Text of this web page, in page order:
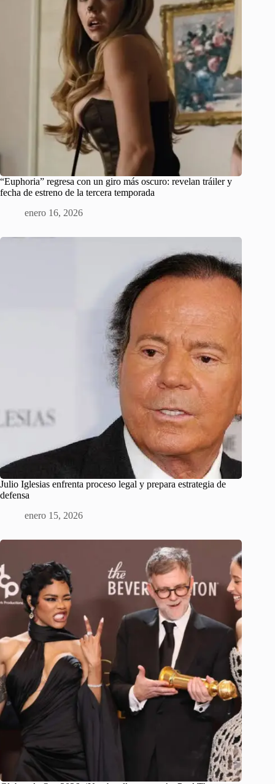
“Euphoria” regresa con un giro más oscuro: revelan tráiler y
fecha de estreno de la tercera temporada
enero 16, 2026
Julio Iglesias enfrenta proceso legal y prepara estrategia de
defensa
enero 15, 2026